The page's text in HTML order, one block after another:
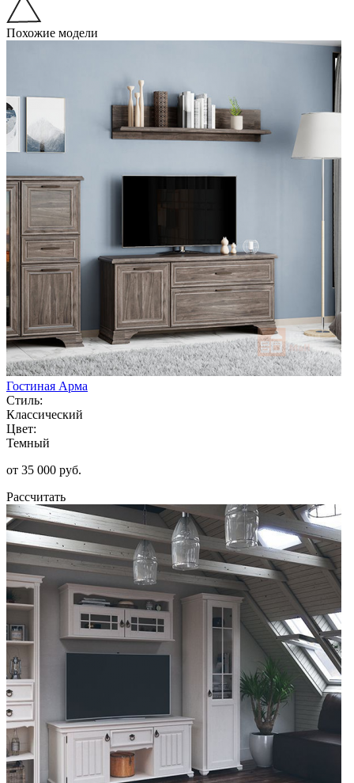
Похожие модели
Гостиная Арма
Стиль:
Классический
Цвет:
Темный
от 35 000 руб.
Рассчитать